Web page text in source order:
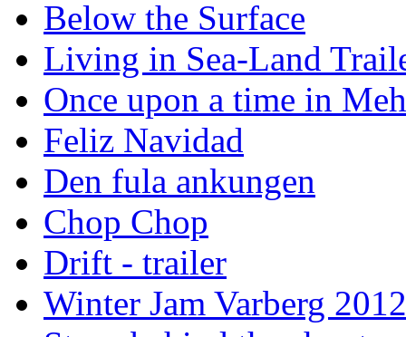
Below the Surface
Living in Sea-Land
Once upon a time in
Feliz Navidad
Den fula ankungen
Chop Chop
Drift - trailer
Winter Jam Varberg 2012